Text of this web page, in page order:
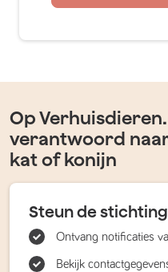
Op
verantwoord
kat of konijn
Steun de stichting
Ontvang notificaties
Bekijk